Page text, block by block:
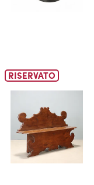
RISERVATO